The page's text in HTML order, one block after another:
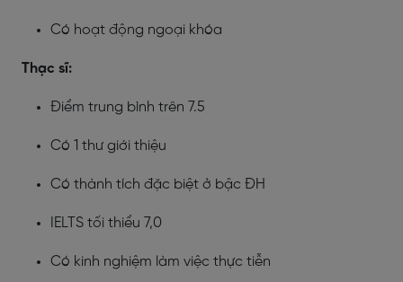
Có hoạt động ngoại khóa
Thạc sĩ:
Điểm trung bình trên 7.5
Có 1 thư giới thiệu
Có thành tích đặc biệt ở bậc ĐH
IELTS tối thiểu 7,0
Có kinh nghiệm làm việc thực tiễn